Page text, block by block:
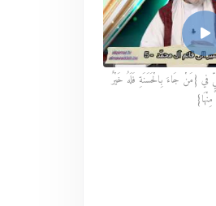
في {مَنْ جَاءَ بِالْحَسَنَةِ فَلَهُ خَيْرٌ
مِنْهَا}